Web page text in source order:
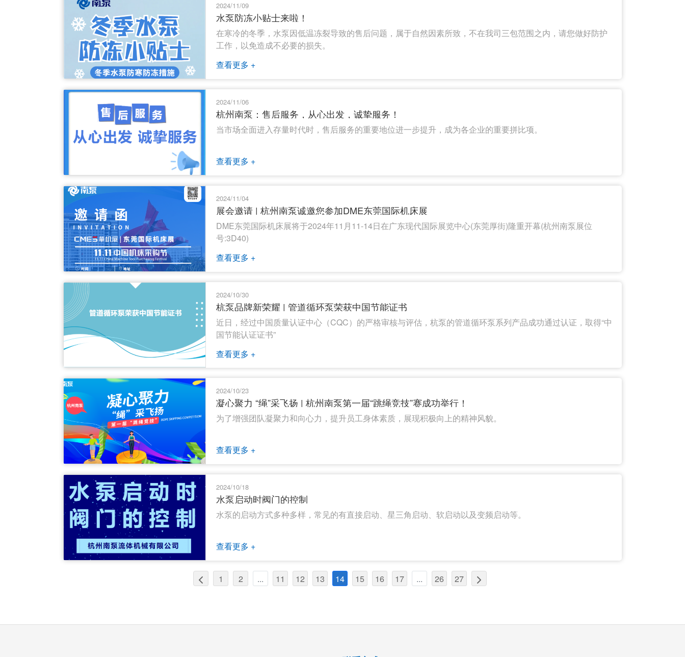
2024/11/09
水泵防冻小贴士来啦！
在寒冷的冬季，水泵因低温冻裂导致的售后问题，属于自然因素所致，不在我司三包范围之内，请您做好防护
工作，以免造成不必要的损失。
查看更多 +
2024/11/06
杭州南泵：售后服务，从心出发，诚挚服务！
当市场全面进入存量时代时，售后服务的重要地位进一步提升，成为各企业的重要拼比项。
查看更多 +
2024/11/04
展会邀请 | 杭州南泵诚邀您参加DME东莞国际机床展
DME东莞国际机床展将于2024年11月11-14日在广东现代国际展览中心(东莞厚街)隆重开幕(杭州南泵展位
号:3D40)
查看更多 +
2024/10/30
杭泵品牌新荣耀 | 管道循环泵荣获中国节能证书
近日，经过中国质量认证中心（CQC）的严格审核与评估，杭泵的管道循环泵系列产品成功通过认证，取得“中
国节能认证证书”
查看更多 +
2024/10/23
凝心聚力 “绳”采飞扬 | 杭州南泵第一届“跳绳竞技”赛成功举行！
为了增强团队凝聚力和向心力，提升员工身体素质，展现积极向上的精神风貌。
查看更多 +
2024/10/18
水泵启动时阀门的控制
水泵的启动方式多种多样，常见的有直接启动、星三角启动、软启动以及变频启动等。
查看更多 +
1 2 ... 11 12 13 14 15 16 17 ... 26 27